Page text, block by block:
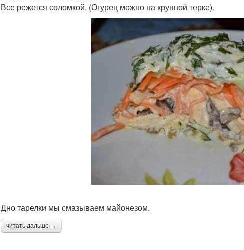
Все режется соломкой. (Огурец можно на крупной терке).
Дно тарелки мы смазываем майонезом.
читать дальше →